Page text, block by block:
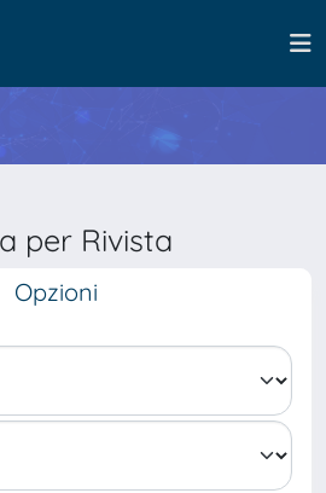
per Rivista
Opzioni